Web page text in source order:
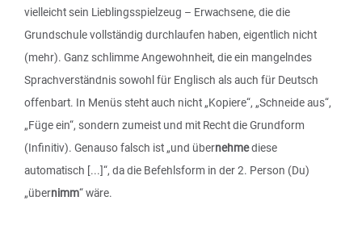
vielleicht sein Lieblingsspielzeug – Erwachsene, die die
Grundschule vollständig durchlaufen haben, eigentlich nicht
(mehr). Ganz schlimme Angewohnheit, die ein mangelndes
Sprachverständnis sowohl für Englisch als auch für Deutsch
offenbart. In Menüs steht auch nicht „Kopiere“, „Schneide aus“,
„Füge ein“, sondern zumeist und mit Recht die Grundform
(Infinitiv). Genauso falsch ist „und übernehmediese
automatisch [...]“, da die Befehlsform in der 2. Person (Du)
„übernimm“ wäre.